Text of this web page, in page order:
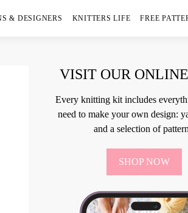
& DESIGNERS KNITTERS LIFE FREE
VISIT OUR
Every knitting kit includes
need to make your own design:
and a selection of
SHOP NOW